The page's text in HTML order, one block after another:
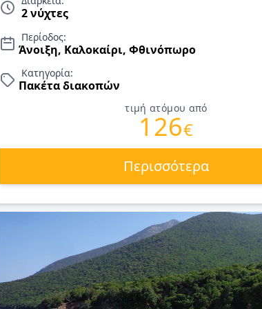
2 νύχτες
Περίοδος:
Άνοιξη, Καλοκαίρι, Φθινόπωρο
Κατηγορία:
Πακέτα διακοπών
τιμή ατόμου από
126€
Περισσότερα